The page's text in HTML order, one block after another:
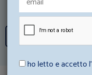
Scopri tutti i consigli
ho letto e accetto l’